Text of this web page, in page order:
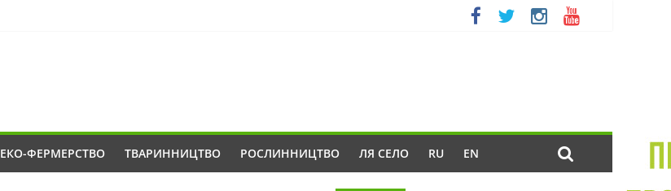
ЕКО-ФЕРМЕРСТВО ТВАРИННИЦТВО РОСЛИННИЦТВО ЛЯ СЕЛО RU EN